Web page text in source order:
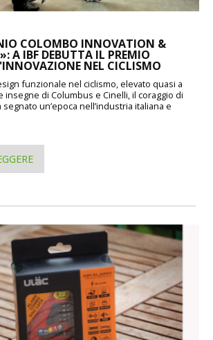
COLOMBO INNOVATION &
A IBF DEBUTTA IL PREMIO
NEL CICLISMO
funzionale nel ciclismo, elevato quasi a
insegne di Columbus e Cinelli, il coraggio di
un’epoca nell’industria italiana e